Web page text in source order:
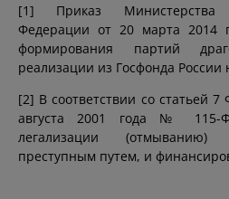
[1] Приказ Министерства
Федерации от 20 марта
формирования партий
реализации из Госфонда
[2] В соответствии со статьей 7
августа 2001 года № 115-
легализации (отмыванию)
преступным путем, и